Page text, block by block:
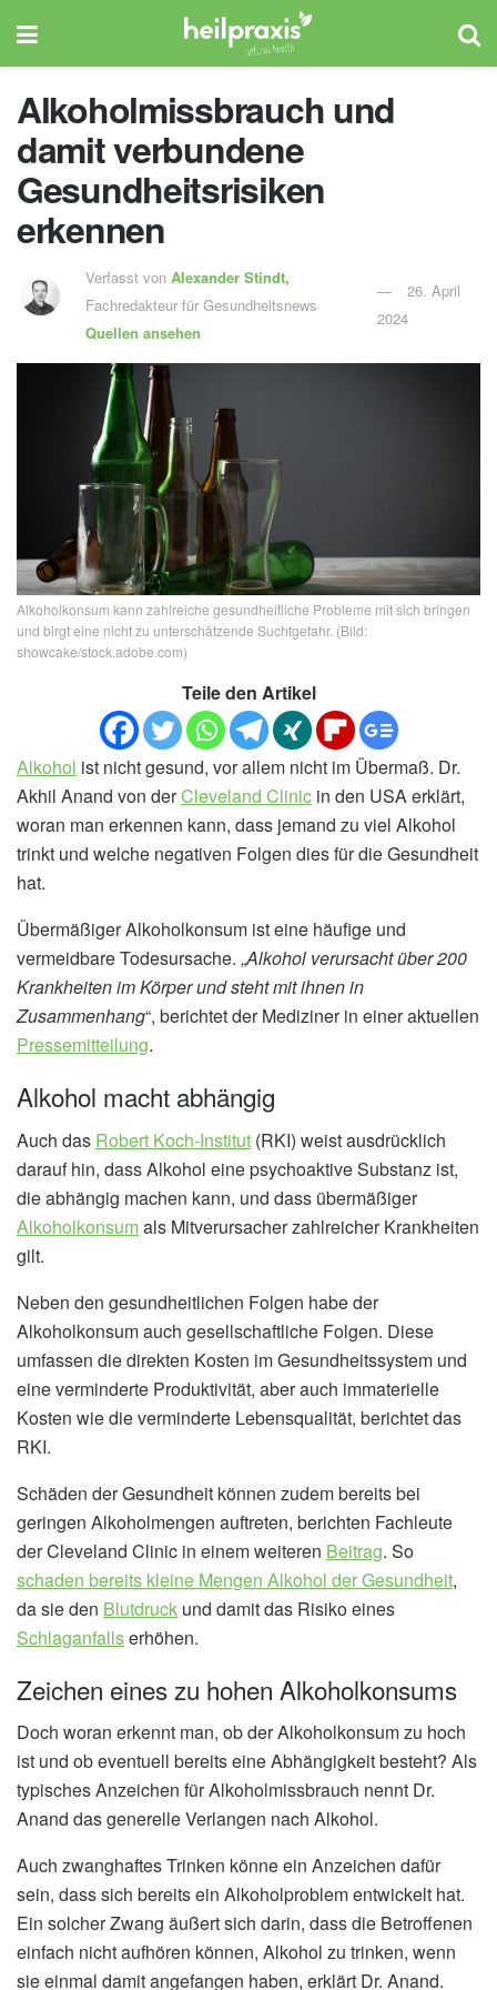
Alkoholmissbrauch und
damit verbundene
Gesundheitsrisiken
erkennen
Verfasst vonAlexander Stindt,
Fachredakteur für Gesundheitsnews
Quellen ansehen
26. April
2024
Alkoholkonsum kann zahlreiche gesundheitliche Probleme mit sich bringen
und birgt eine nicht zu unterschätzende Suchtgefahr. (Bild:
showcake/stock.adobe.com)
Teile den Artikel
Alkohol ist nicht gesund, vor allem nicht im Übermaß. Dr.
Akhil Anand von derCleveland Clinic in den USA erklärt,
woran man erkennen kann, dass jemand zu viel Alkohol
trinkt und welche negativen Folgen dies für die Gesundheit
hat.
Übermäßiger Alkoholkonsum ist eine häufige und
vermeidbare Todesursache. „Alkohol verursacht über 200
Krankheiten im Körper und steht mit ihnen in
Zusammenhang“, berichtet der Mediziner in einer aktuellen
Pressemitteilung.
Alkohol macht abhängig
Auch das Robert Koch-Institut (RKI) weist ausdrücklich
darauf hin, dass Alkohol eine psychoaktive Substanz ist,
die abhängig machen kann, und dass übermäßiger
Alkoholkonsumals Mitverursacher zahlreicher Krankheiten
gilt.
Neben den gesundheitlichen Folgen habe der
Alkoholkonsum auch gesellschaftliche Folgen. Diese
umfassen die direkten Kosten im Gesundheitssystem und
eine verminderte Produktivität, aber auch immaterielle
Kosten wie die verminderte Lebensqualität, berichtet das
RKI.
Schäden der Gesundheit können zudem bereits bei
geringen Alkoholmengen auftreten, berichten Fachleute
der Cleveland Clinic in einem weiteren Beitrag. So
schaden bereits kleine Mengen Alkohol der Gesundheit,
da sie den Blutdruck und damit das Risiko eines
Schlaganfallserhöhen.
Zeichen eines zu hohen Alkoholkonsums
Doch woran erkennt man, ob der Alkoholkonsum zu hoch
ist und ob eventuell bereits eine Abhängigkeit besteht? Als
typisches Anzeichen für Alkoholmissbrauch nennt Dr.
Anand das generelle Verlangen nach Alkohol.
Auch zwanghaftes Trinken könne ein Anzeichen dafür
sein, dass sich bereits ein Alkoholproblem entwickelt hat.
Ein solcher Zwang äußert sich darin, dass die Betroffenen
einfach nicht aufhören können, Alkohol zu trinken, wenn
sie einmal damit angefangen haben, erklärt Dr. Anand.